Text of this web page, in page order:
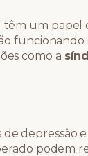
um papel
como a
de depressão
podem